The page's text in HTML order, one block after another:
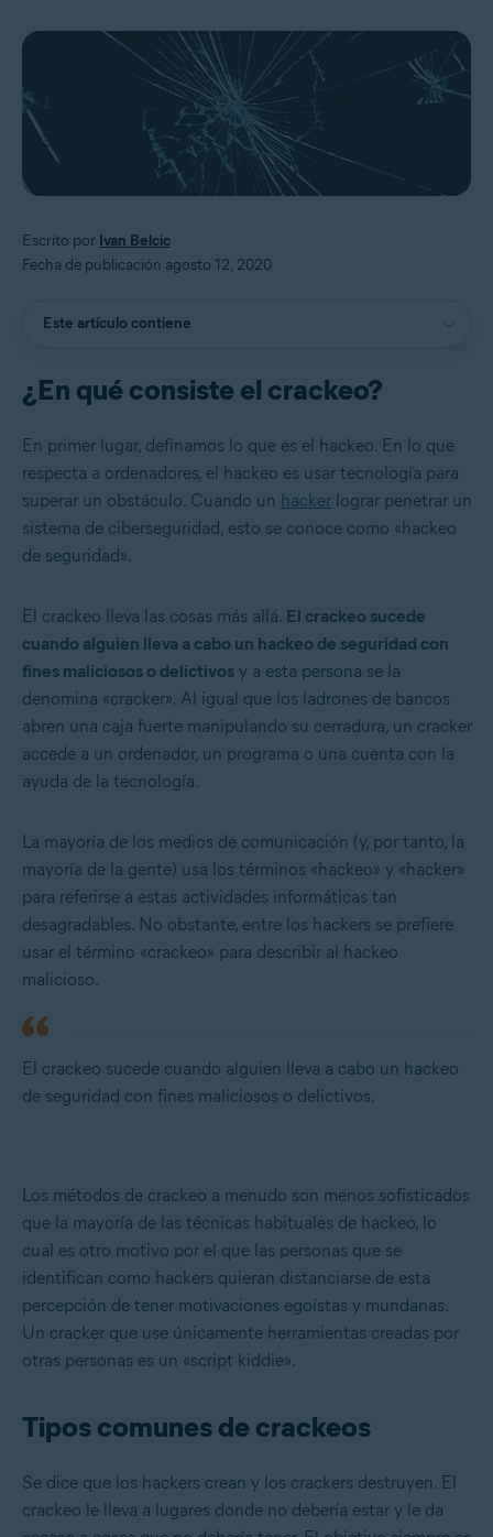
Escrito por Ivan Belcic
Fecha de publicación agosto 12, 2020
Este artículo contiene
¿En qué consiste el crackeo?
En primer lugar, definamos lo que es el hackeo. En lo que
respecta a ordenadores, el hackeo es usar tecnología para
superar un obstáculo. Cuando un hacker lograr penetrar un
sistema de ciberseguridad, esto se conoce como «hackeo
de seguridad».
El crackeo lleva las cosas más allá. El crackeo sucede
cuando alguien lleva a cabo un hackeo de seguridad con
fines maliciosos o delictivos y a esta persona se la
denomina «cracker». Al igual que los ladrones de bancos
abren una caja fuerte manipulando su cerradura, un cracker
accede a un ordenador, un programa o una cuenta con la
ayuda de la tecnología.
La mayoría de los medios de comunicación (y, por tanto, la
mayoría de la gente) usa los términos «hackeo» y «hacker»
para referirse a estas actividades informáticas tan
desagradables. No obstante, entre los hackers se prefiere
usar el término «crackeo» para describir al hackeo
malicioso.
El crackeo sucede cuando alguien lleva a cabo un hackeo
de seguridad con fines maliciosos o delictivos.
Los métodos de crackeo a menudo son menos sofisticados
que la mayoría de las técnicas habituales de hackeo, lo
cual es otro motivo por el que las personas que se
identifican como hackers quieran distanciarse de esta
percepción de tener motivaciones egoístas y mundanas.
Un cracker que use únicamente herramientas creadas por
otras personas es un «script kiddie».
Tipos comunes de crackeos
Se dice que los hackers crean y los crackers destruyen. El
crackeo le lleva a lugares donde no debería estar y le da